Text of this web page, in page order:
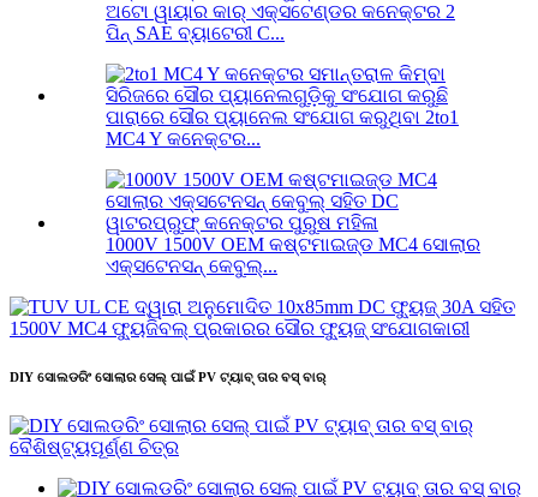
ଅଟୋ ୱାୟାର କାର୍ ଏକ୍ସଟେଣ୍ଡର କନେକ୍ଟର 2
ପିନ୍ SAE ବ୍ୟାଟେରୀ C...
ପାରାରେ ସୌର ପ୍ୟାନେଲ ସଂଯୋଗ କରୁଥିବା 2to1
MC4 Y କନେକ୍ଟର...
1000V 1500V OEM କଷ୍ଟମାଇଜ୍ଡ MC4 ସୋଲାର
ଏକ୍ସଟେନସନ୍ କେବୁଲ୍...
DIY ସୋଲଡରିଂ ସୋଲାର ସେଲ୍ ପାଇଁ PV ଟ୍ୟାବ୍ ତାର ବସ୍ ବାର୍